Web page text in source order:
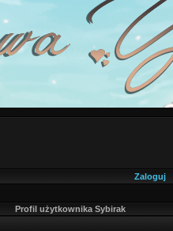
Zaloguj
Profil użytkownika Sybirak